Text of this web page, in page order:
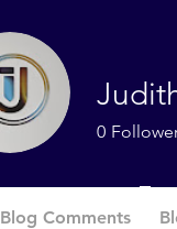
0
Blog Comments